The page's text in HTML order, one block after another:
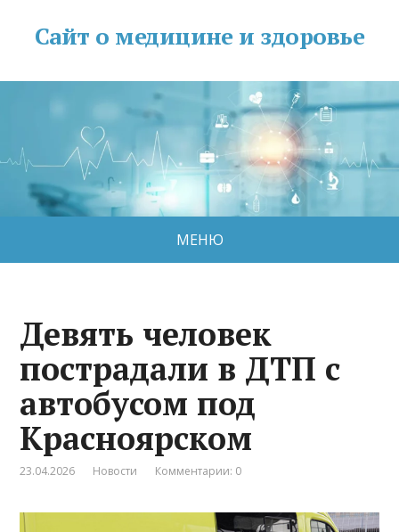
Сайт о медицине и здоровье
МЕНЮ
Девять человек
пострадали в ДТП с
автобусом под
Красноярском
23.04.2026 Новости Комментарии: 0